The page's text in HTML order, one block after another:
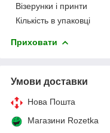
Візерунки і принти
Кількість в упаковці
Приховати
Умови доставки
Нова Пошта
Магазини Rozetka